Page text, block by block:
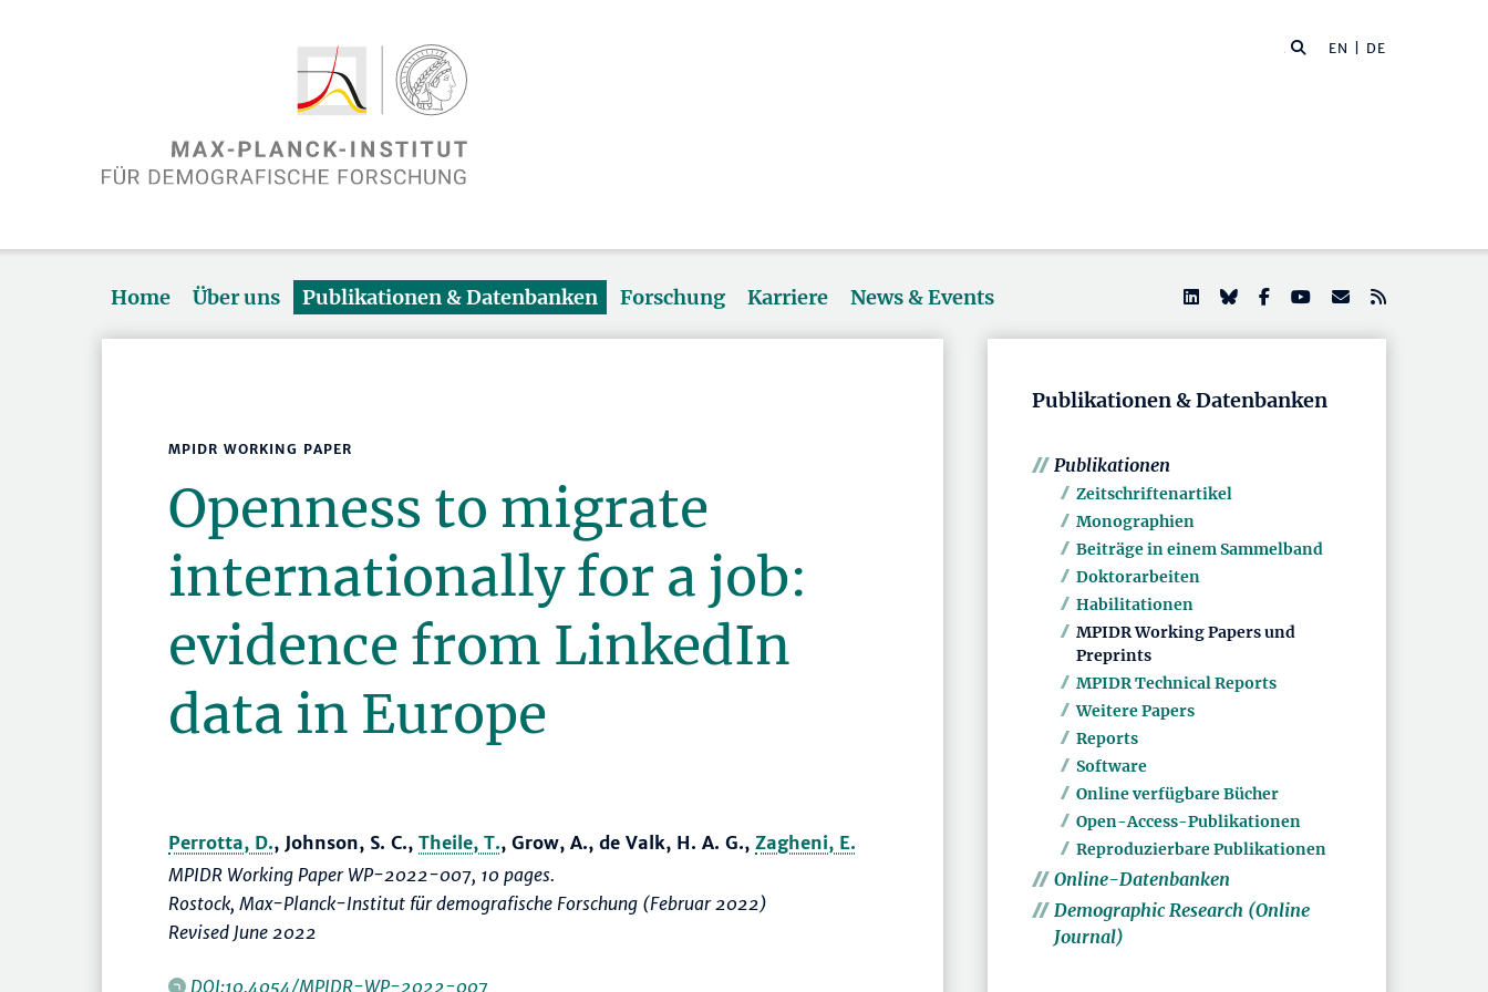
EN | DE
Home Über uns Publikationen & Datenbanken Forschung Karriere News & Events
MPIDR WORKING PAPER
Openness to migrate
internationally for a job:
evidence from LinkedIn
data in Europe
Perrotta, D., Johnson, S. C., Theile, T., Grow, A., de Valk, H. A. G., Zagheni, E.
MPIDR Working Paper WP-2022-007, 10 pages.
Rostock, Max-Planck-Institut für demografische Forschung (Februar 2022)
Revised June 2022
DOI:10.4054/MPIDR-WP-2022-007
Publikationen & Datenbanken
Publikationen
Zeitschriftenartikel
Monographien
Beiträge in einem Sammelband
Doktorarbeiten
Habilitationen
MPIDR Working Papers und
Preprints
MPIDR Technical Reports
Weitere Papers
Reports
Software
Online verfügbare Bücher
Open-Access-Publikationen
Reproduzierbare Publikationen
Online-Datenbanken
Demographic Research (Online
Journal)